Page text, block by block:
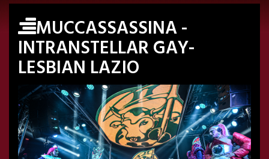
MUCCASSASSINA -
INTRANSTELLAR GAY-
LESBIAN LAZIO